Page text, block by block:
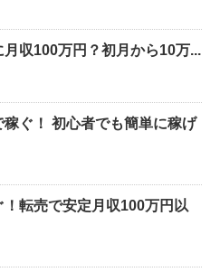
月収100万円？初月から10万...
稼ぐ！ 初心者でも簡単に稼げ
！転売で安定月収100万円以